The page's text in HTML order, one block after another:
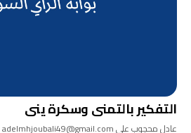
التفكير بالتمنى وسكرة ينى